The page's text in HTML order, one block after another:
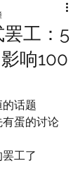
工：5
响100
话题
蛋的讨论
工了